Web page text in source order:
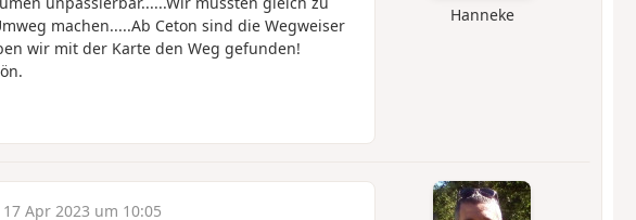
Hanneke
machen.....Ab Ceton sind die Wegweiser
wir mit der Karte den Weg gefunden!
17 Apr 2023 um 10:05